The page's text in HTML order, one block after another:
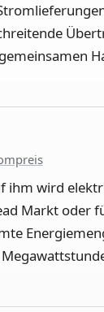
wird
Markt oder